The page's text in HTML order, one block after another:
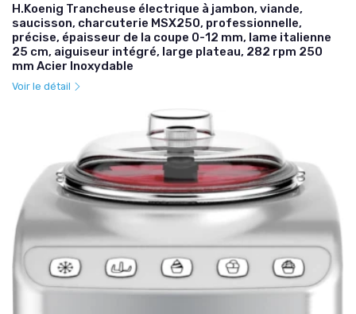
H.Koenig Trancheuse électrique à jambon, viande,
saucisson, charcuterie MSX250, professionnelle,
précise, épaisseur de la coupe 0-12 mm, lame italienne
25 cm, aiguiseur intégré, large plateau, 282 rpm 250
mm Acier Inoxydable
Voir le détail